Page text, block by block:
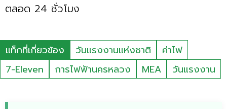
ตลอด 24 ชั่วโมง
แท็กที่เกี่ยวข้อง วันแรงงานแห่งชาติ
ค่าไฟ
7-Eleven
การไฟฟ้านครหลวง MEA วันแรงงาน